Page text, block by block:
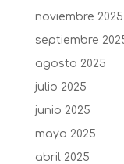
noviembre 2025
septiembre
agosto 2025
julio 2025
junio 2025
mayo 2025
abril 2025